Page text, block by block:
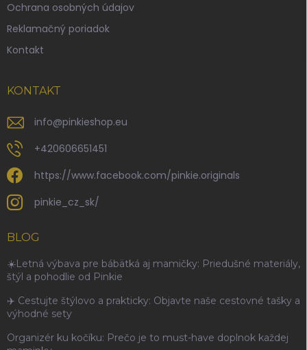
eOchrana osobných údajov
Reklamačný poriadok
Kontakt
KONTAKT
info@pinkieshop.eu
+420606651451
https://www.facebook.com/pinkie.originals
pinkie_cz_sk/
BLOG
☀️Letná výbava pre bábätká aj mamičky: Priedušné materiály,
štýl a pohodlie od Pinkie
✈️ Cestujte štýlovo a prakticky: Objavte naše cestovné tašky a
výhodné sety
Organizér ku kočíku: Prečo je to must-have doplnok každej